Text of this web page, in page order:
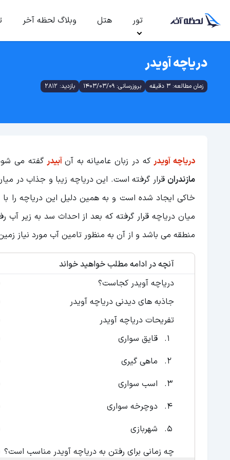
تور هتل وبلاگ لحظه آخر
دریاچه آویدر
زمان مطالعه: 3 دقیقه بروزرسانی: 1403/03/09 بازدید: 2812
دریاچه آویدرکه در زبان عامیانه به آنآبیدرگفته می
مازندران قرار گرفته است. این دریاچه زیبا و جذاب در
خاکی ایجاد شده است و به همین دلیل این دریاچه را با
میان دریاچه قرار گرفته که بعد از احداث سد به زیر آب
منطقه می باشد و از آن به منظور تامین آب مورد نیاز
آنچه در ادامه مطلب خواهید خواند
دریاچه آویدر کجاست؟
جاذبه های دیدنی دریاچه آویدر
تفریحات دریاچه آویدر
قایق سواری
ماهی گیری
اسب سواری
دوچرخه سواری
شهربازی
چه زمانی برای رفتن به دریاچه آویدر مناسب است؟